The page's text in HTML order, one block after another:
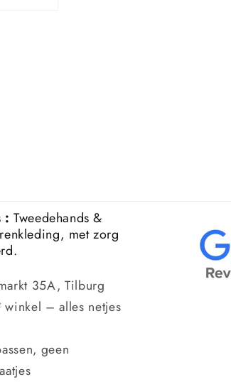
:Tweedehands &
met zorg
35A, Tilburg
winkel – alles netjes
geen